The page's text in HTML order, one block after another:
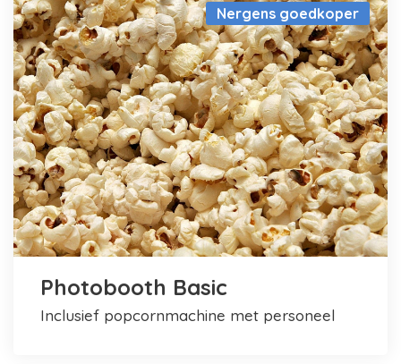
Nergens goedkoper
Photobooth Basic
inclusief popcornmachine met personeel